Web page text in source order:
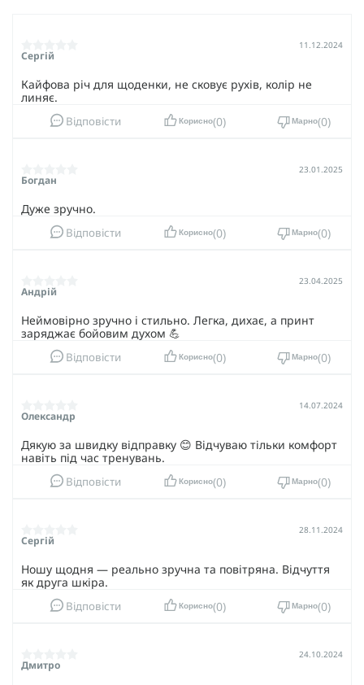
Сергій
11.12.2024
Кайфова річ для щоденки, не сковує рухів, колір не
линяє.
Відповісти Корисно 0 Марно 0
Богдан
23.01.2025
Дуже зручно.
Відповісти Корисно 0 Марно 0
Андрій
23.04.2025
Неймовірно зручно і стильно. Легка, дихає, а принт
заряджає бойовим духом 💪
Відповісти Корисно 0 Марно 0
Олександр
14.07.2024
Дякую за швидку відправку 😊 Відчуваю тільки комфорт
навіть під час тренувань.
Відповісти Корисно 0 Марно 0
Сергій
28.11.2024
Ношу щодня — реально зручна та повітряна. Відчуття
як друга шкіра.
Відповісти Корисно 0 Марно 0
Дмитро
24.10.2024